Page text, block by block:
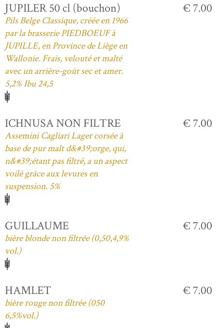
JUPILER 50 cl (bouchon)
Pils Belge Classique, créée en 1966
par la brasserie PIEDBOEUF à
JUPILLE, en Province de Liège en
Wallonie. Frais, velouté et malté
avec un arrière-goût sec et amer.
5,2% Ibu 24,5
€ 7.00
ICHNUSA NON FILTRE
Assemini Cagliari Lager corsée à
base de pur malt d&#39;orge, qui,
n&#39;étant pas filtré, a un aspect
voilé grâce aux levures en
suspension. 5%
€ 7.00
GUILLAUME
bière blonde non filtrée (0,50,4,9%
vol.)
€ 7.00
HAMLET
bière rouge non filtrée (050
6,5%vol.)
€ 7.00